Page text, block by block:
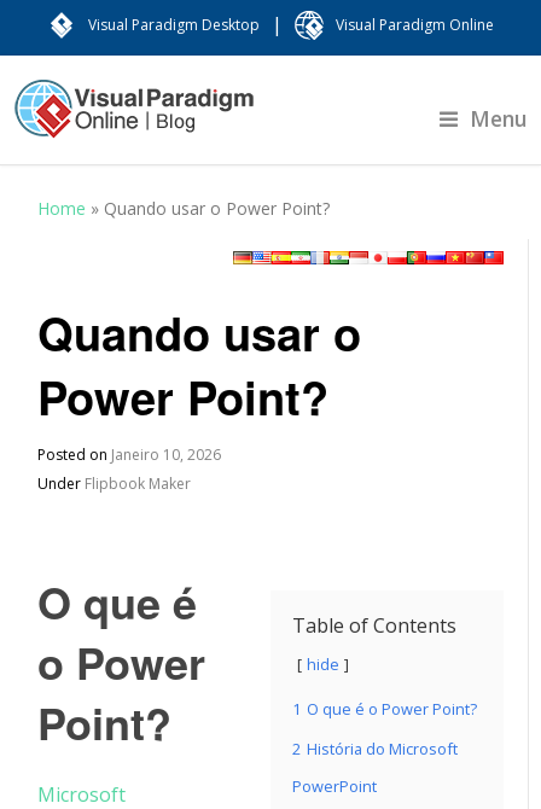
Visual Paradigm Desktop | Visual Paradigm Online
Menu
Home » Quando usar o Power Point?
Quando usar o
Power Point?
Posted on Janeiro 10, 2026
Under Flipbook Maker
Table of Contents
hide
1 O que é o Power Point?
2 História do Microsoft
PowerPoint
O que é
o Power
Point?
Microsoft